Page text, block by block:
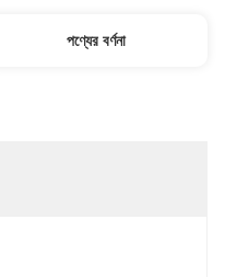
পণ্যের বর্ণনা